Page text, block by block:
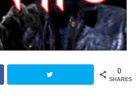
0
SHARES